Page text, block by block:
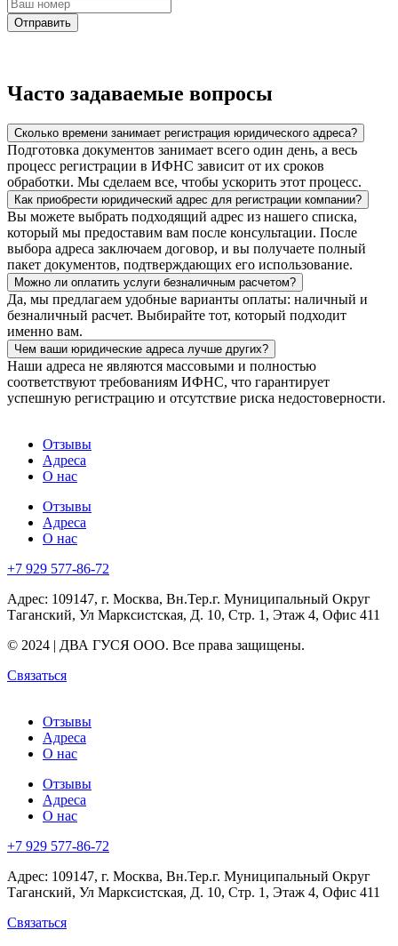
Отправить
Часто задаваемые вопросы
Сколько времени занимает регистрация юридического адреса?
Подготовка документов занимает всего один день, а весь
процесс регистрации в ИФНС зависит от их сроков
обработки. Мы сделаем все, чтобы ускорить этот процесс.
Как приобрести юридический адрес для регистрации компании?
Вы можете выбрать подходящий адрес из нашего списка,
который мы предоставим вам после консультации. После
выбора адреса заключаем договор, и вы получаете полный
пакет документов, подтверждающих его использование.
Можно ли оплатить услуги безналичным расчетом?
Да, мы предлагаем удобные варианты оплаты: наличный и
безналичный расчет. Выбирайте тот, который подходит
именно вам.
Чем ваши юридические адреса лучше других?
Наши адреса не являются массовыми и полностью
соответствуют требованиям ИФНС, что гарантирует
успешную регистрацию и отсутствие риска недостоверности.
Отзывы
Адреса
О нас
Отзывы
Адреса
О нас
+7 929 577-86-72
Адрес: 109147, г. Москва, Вн.Тер.г. Муниципальный Округ
Таганский, Ул Марксистская, Д. 10, Стр. 1, Этаж 4, Офис 411
© 2024 | ДВА ГУСЯ OOO. Все права защищены.
Связаться
Отзывы
Адреса
О нас
Отзывы
Адреса
О нас
+7 929 577-86-72
Адрес: 109147, г. Москва, Вн.Тер.г. Муниципальный Округ
Таганский, Ул Марксистская, Д. 10, Стр. 1, Этаж 4, Офис 411
Связаться